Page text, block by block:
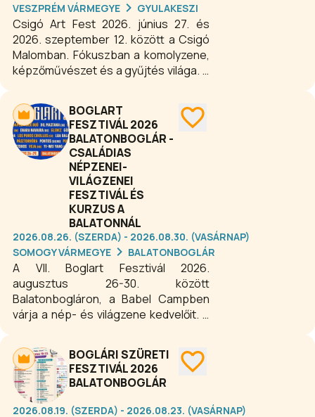
VESZPRÉM VÁRMEGYE
GYULAKESZI
Csigó Art Fest 2026. június 27. és
2026. szeptember 12. között a Csigó
Malomban. Fókuszban a komolyzene,
képzőművészet és a gyűjtés világa. A
hangszerbemutatók- és kiállítások,
workshopok, koncertek, zenei
kurzusok, kvíz játékok, előadások,
pódiumszínpadi beszélgetések. Idén
is szeretettel várjuk kulturális
programsorozatunkra az
érdeklődőket.
BOGLART
FESZTIVÁL 2026
BALATONBOGLÁR -
CSALÁDIAS
NÉPZENEI-
VILÁGZENEI
FESZTIVÁL ÉS
KURZUS A
BALATONNÁL
2026.08.26. (SZERDA) - 2026.08.30. (VASÁRNAP)
SOMOGY VÁRMEGYE
BALATONBOGLÁR
A VII. Boglart Fesztivál 2026.
augusztus 26-30. között
Balatonbogláron, a Babel Campben
várja a nép- és világzene kedvelőit. A
kurzus, zeneipari fórum és showcase,
ahol nappal a zenetanuláson van a
hangsúly, este pedig két színpadon
váltják egymást a zenekarok, majd
hajnalig megy a tánc a folkkocsmában.
BOGLÁRI SZÜRETI
FESZTIVÁL 2026
BALATONBOGLÁR
2026.08.19. (SZERDA) - 2026.08.23. (VASÁRNAP)